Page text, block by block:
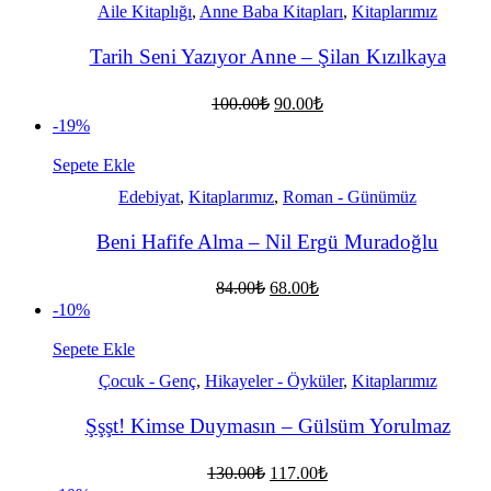
Aile Kitaplığı, Anne Baba Kitapları, Kitaplarımız
Tarih Seni Yazıyor Anne – Şilan Kızılkaya
100.00₺ Orijinal
90.00₺Şu
-19%
Sepete Ekle
Edebiyat, Kitaplarımız, Roman - Günümüz
Beni Hafife Alma – Nil Ergü Muradoğlu
84.00₺ Orijinal
68.00₺Şu
-10%
Sepete Ekle
Çocuk - Genç, Hikayeler - Öyküler, Kitaplarımız
Şşşt! Kimse Duymasın – Gülsüm Yorulmaz
130.00₺ Orijinal
117.00₺Şu